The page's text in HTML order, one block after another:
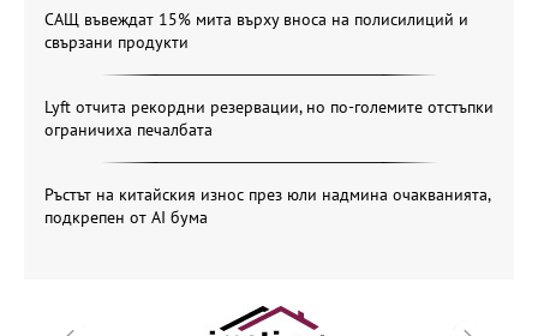
САЩ въвеждат 15% мита върху вноса на полисилиций и
свързани продукти
Lyft отчита рекордни резервации, но по-големите отстъпки
ограничиха печалбата
Ръстът на китайския износ през юли надмина очакванията,
подкрепен от AI бума